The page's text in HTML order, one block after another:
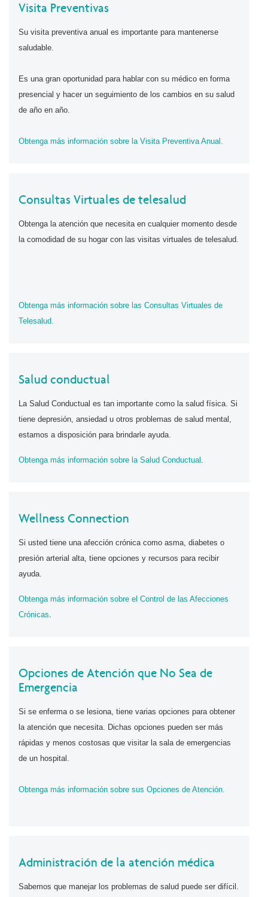
Visita Preventivas
Su visita preventiva anual es importante para mantenerse
saludable.
Es una gran oportunidad para hablar con su médico en forma
presencial y hacer un seguimiento de los cambios en su salud
de año en año.
Obtenga más información sobre la Visita Preventiva Anual.
Consultas Virtuales de telesalud
Obtenga la atención que necesita en cualquier momento desde
la comodidad de su hogar con las visitas virtuales de telesalud.
Obtenga más información sobre las Consultas Virtuales de
Telesalud.
Salud conductual
La Salud Conductual es tan importante como la salud física. Si
tiene depresión, ansiedad u otros problemas de salud mental,
estamos a disposición para brindarle ayuda.
Obtenga más información sobre la Salud Conductual .
Wellness Connection
Si usted tiene una afección crónica como asma, diabetes o
presión arterial alta, tiene opciones y recursos para recibir
ayuda.
Obtenga más información sobre el Control de las Afecciones
Crónicas.
Opciones de Atención que No Sea de
Emergencia
Si se enferma o se lesiona, tiene varias opciones para obtener
la atención que necesita. Dichas opciones pueden ser más
rápidas y menos costosas que visitar la sala de emergencias
de un hospital.
Obtenga más información sobre sus Opciones de Atención.
Administración de la atención médica
Sabemos que manejar los problemas de salud puede ser difícil.